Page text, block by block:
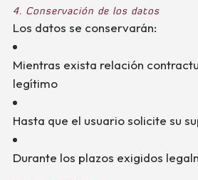
4. Conservación de los datos
Los datos se conservarán:
Mientras exista relación
legítimo
Hasta que el usuario solicite su
Durante los plazos exigidos